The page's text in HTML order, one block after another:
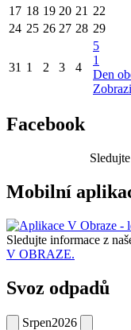
17 18 19 20 21 22
24 25 26 27 28 29
31 1 2 3 4
5
1
Den
Facebook
Mobilní
Sledujte informace z
V OBRAZE.
Svoz odpadů
Srpen2026